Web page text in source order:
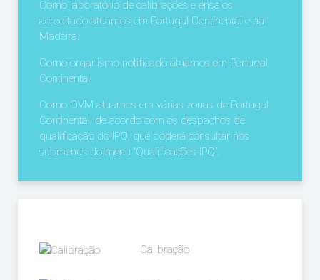
Como laboratório de calibrações e ensaios
acreditado atuamos em Portugal Continental e na
Madeira.
Como organismo notificado atuamos em Portugal
Continental.
Como OVM atuamos em várias zonas de Portugal
Continental, de acordo com os despachos de
qualificação do IPQ, que poderá consultar nos
submenus do menu “Qualificações IPQ”.
Calibração